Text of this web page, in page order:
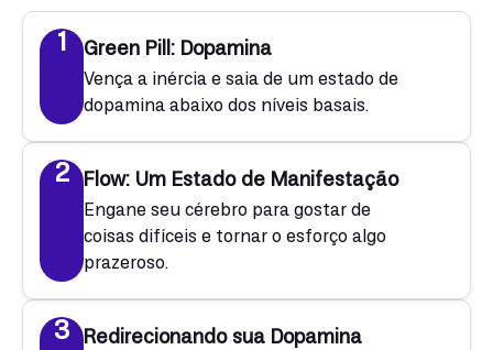
1 Green Pill: Dopamina
Vença a inércia e saia de um estado de
dopamina abaixo dos níveis basais.
2 Flow: Um Estado de Manifestação
Engane seu cérebro para gostar de
coisas difíceis e tornar o esforço algo
prazeroso.
3 Redirecionando sua Dopamina